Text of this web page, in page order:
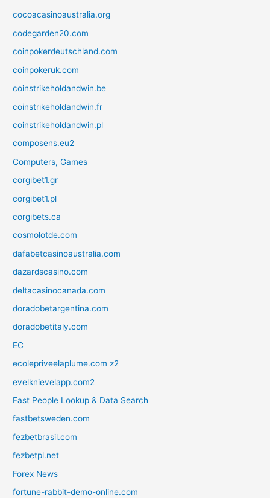
cocoacasinoaustralia.org
codegarden20.com
coinpokerdeutschland.com
coinpokeruk.com
coinstrikeholdandwin.be
coinstrikeholdandwin.fr
coinstrikeholdandwin.pl
composens.eu2
Computers, Games
corgibet1.gr
corgibet1.pl
corgibets.ca
cosmolotde.com
dafabetcasinoaustralia.com
dazardscasino.com
deltacasinocanada.com
doradobetargentina.com
doradobetitaly.com
EC
ecolepriveelaplume.com z2
evelknievelapp.com2
Fast People Lookup & Data Search
fastbetsweden.com
fezbetbrasil.com
fezbetpl.net
Forex News
fortune-rabbit-demo-online.com